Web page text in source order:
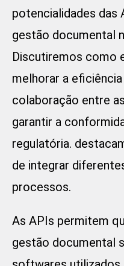
potencialidades das
gestão documental
Discutiremos como
melhorar a
colaboração entre
garantir a
regulatória.
de integrar
processos.
As APIs permitem
gestão documental